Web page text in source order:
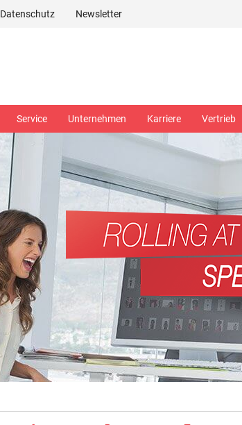
Datenschutz Newsletter
Service Unternehmen Karriere Vertrieb